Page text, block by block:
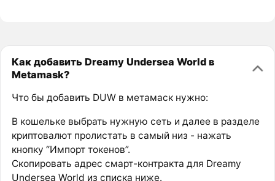
Как добавить Dreamy Undersea World в
Metamask?
Что бы добавить DUW в метамаск нужно:
В кошельке выбрать нужную сеть и далее в разделе
криптовалют пролистать в самый низ - нажать
кнопку “Импорт токенов”.
Скопировать адрес смарт-контракта для Dreamy
Undersea World из списка ниже.